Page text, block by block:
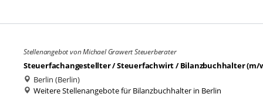
Stellenangebot von Michael Grawert Steuerberater
Steuerfachangestellter / Steuerfachwirt / Bilanzbuchhalter (m/
Berlin (Berlin)
Weitere Stellenangebote für Bilanzbuchhalter in Berlin